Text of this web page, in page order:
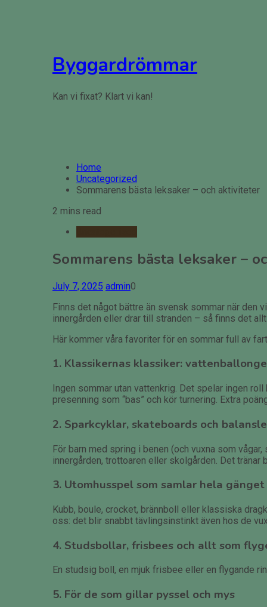
Byggardrömmar
Kan vi fixat? Klart vi kan!
Home
Uncategorized
Sommarens bästa leksaker – och aktiviteter
2 mins read
Sommarens bästa leksaker –
July 7, 2025 admin0
Finns det något bättre än svensk sommar när den
innergården eller drar till stranden – så finns det
Här kommer våra favoriter för en sommar full av
1. Klassikernas klassiker:
Ingen sommar utan vattenkrig. Det spelar ingen
presenning som “bas” och kör turnering. Extra
2. Sparkcyklar, skateboards och
För barn med spring i benen (och vuxna som
innergården, trottoaren eller skolgården. Det
3. Utomhusspel som samlar hela gänget
Kubb, boule, crocket, brännboll eller klassiska
oss: det blir snabbt tävlingsinstinkt även hos de
4. Studsbollar, frisbees och allt som
En studsig boll, en mjuk frisbee eller en flygande
5. För de som gillar pyssel och mys